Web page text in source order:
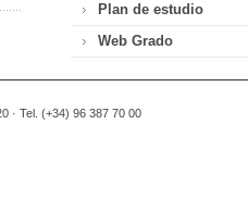
Plan de estudio
Web Grado
· Tel. (+34) 96 387 70 00